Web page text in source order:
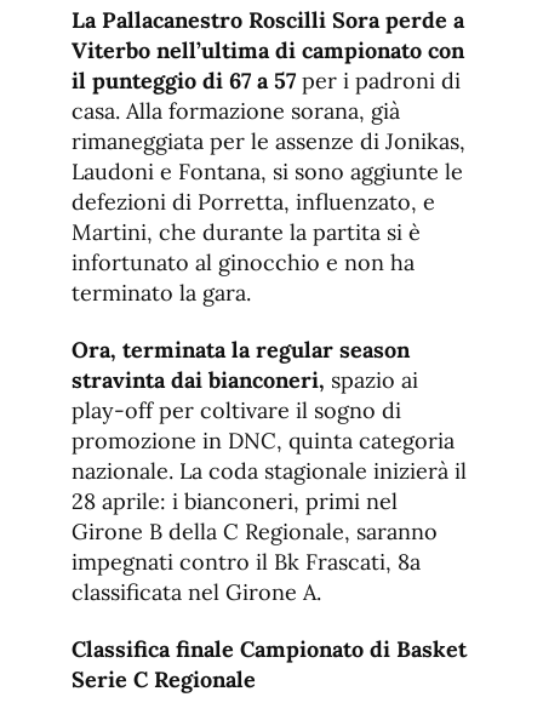
fuente.
La Pallacanestro Roscilli Sora perde a
Viterbo nell’ultima di campionato con
il punteggio di 67 a 57 per i padroni di
casa. Alla formazione sorana, già
rimaneggiata per le assenze di Jonikas,
Laudoni e Fontana, si sono aggiunte le
defezioni di Porretta, influenzato, e
Martini, che durante la partita si è
infortunato al ginocchio e non ha
terminato la gara.
Ora, terminata la regular season
stravinta dai bianconeri, spazio ai
play-off per coltivare il sogno di
promozione in DNC, quinta categoria
nazionale. La coda stagionale inizierà il
28 aprile: i bianconeri, primi nel
Girone B della C Regionale, saranno
impegnati contro il Bk Frascati, 8a
classificata nel Girone A.
Classifica finale Campionato di Basket
Serie C Regionale